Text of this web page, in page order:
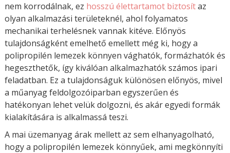
nem korrodálnak, ez hosszú élettartamot biztosítaz
olyan alkalmazási területeknél, ahol folyamatos
mechanikai terhelésnek vannak kitéve. Előnyös
tulajdonságként emelhető emellett még ki, hogy a
polipropilén lemezek könnyen vághatók, formázhatók és
hegeszthetők, így kiválóan alkalmazhatók számos ipari
feladatban. Ez a tulajdonságuk különösen előnyös, mivel
a műanyag feldolgozóiparban egyszerűen és
hatékonyan lehet velük dolgozni, és akár egyedi formák
kialakítására is alkalmassá teszi.
A mai üzemanyag árak mellett az sem elhanyagolható,
hogy a polipropilén lemezek könnyűek, ami megkönnyíti